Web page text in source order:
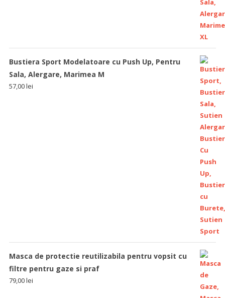
Bustiera Sport Modelatoare cu Push Up, Pentru
Sala, Alergare, Marimea M
57,00lei
Masca de protectie reutilizabila pentru vopsit cu
filtre pentru gaze si praf
79,00lei